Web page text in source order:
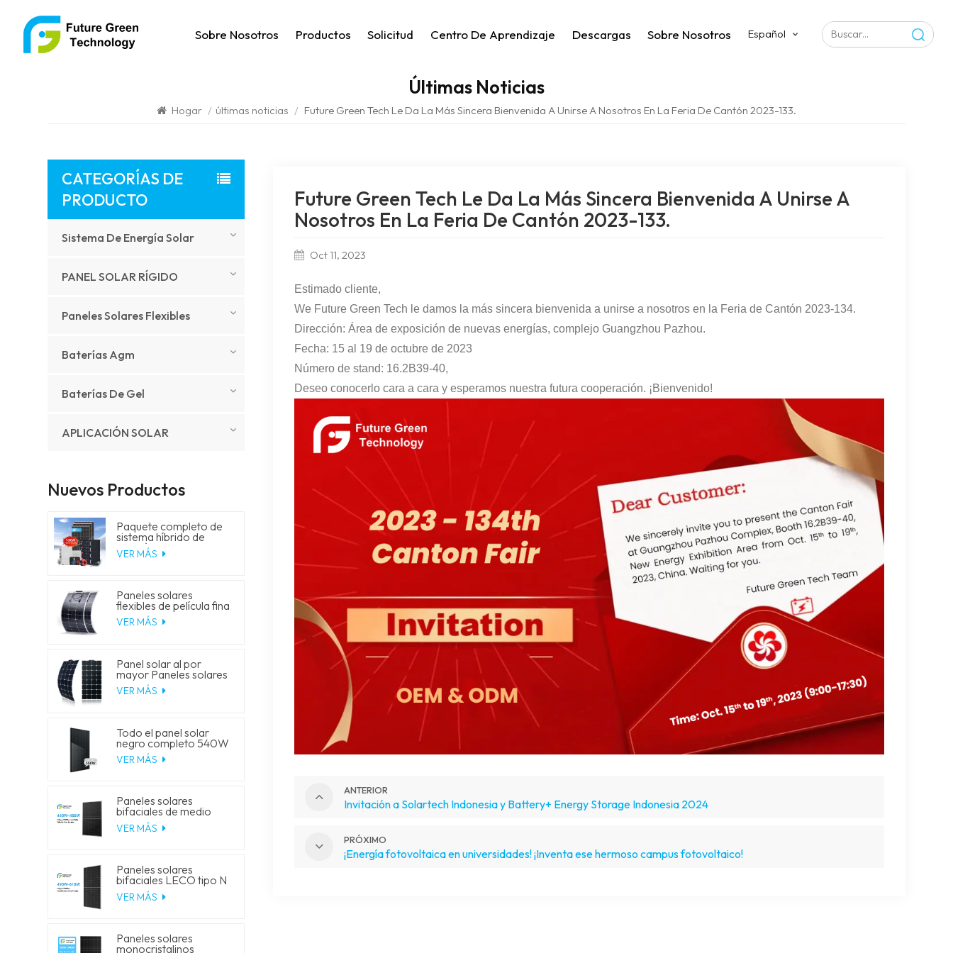
Sobre Nosotros Productos Solicitud Centro De Aprendizaje Descargas Sobre Nosotros Español
Últimas Noticias
Hogar / últimas noticias / Future Green Tech Le Da La Más Sincera Bienvenida A Unirse A Nosotros En La Feria De Cantón 2023-133.
Future Green Tech Le Da La Más Sincera Bienvenida A Unirse A
Nosotros En La Feria De Cantón 2023-133.
Oct 11, 2023
Estimado cliente,
We Future Green Tech le damos la más sincera bienvenida a unirse a nosotros en la Feria de Cantón 2023-134.
Dirección: Área de exposición de nuevas energías, complejo Guangzhou Pazhou.
Fecha: 15 al 19 de octubre de 2023
Número de stand: 16.2B39-40,
Deseo conocerlo cara a cara y esperamos nuestra futura cooperación. ¡Bienvenido!
ANTERIOR
Invitación a Solartech Indonesia y Battery+ Energy Storage Indonesia 2024
PRÓXIMO
¡Energía fotovoltaica en universidades! ¡Inventa ese hermoso campus fotovoltaico!
CATEGORÍAS DE
PRODUCTO
Sistema De Energía Solar
PANEL SOLAR RÍGIDO
Paneles Solares Flexibles
Baterías Agm
Baterías De Gel
APLICACIÓN SOLAR
Nuevos Productos
Paquete completo de
sistema híbrido de
energía solar de 5 kW,
10 kW, 20 kW y 30 kW
batería de litio para uso
residencial.
VER MÁS
Paneles solares
flexibles de película fina
de 18 V y 150 W
VER MÁS
Panel solar al por
mayor Paneles solares
fotovoltaicos flexibles
monocristalinos de 100
VER MÁS
Todo el panel solar
negro completo 540W
545W 550W 555W
monopaneles solares
VER MÁS
Paneles solares
bifaciales de medio
corte LECO tipo N de
celda solar
440 W, 445 W, 450 W,
455 W
VER MÁS
Paneles solares
bifaciales LECO tipo N
de medio corte, de
210-182 mm, G12R,
VER MÁS
Paneles solares
monocristalinos